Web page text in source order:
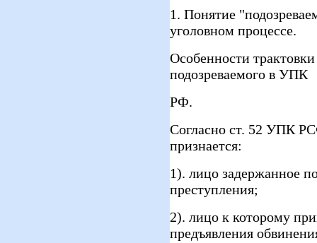
1. Понятие
уголовном процессе.
Особенности
подозреваемого в УПК
РФ.
Согласно ст. 52 УПК
признается:
1). лицо задержанное
преступления;
2). лицо к которому
предъявления